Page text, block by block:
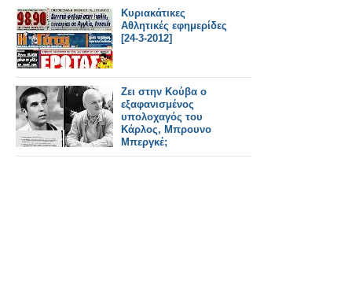
Κυριακάτικες
Αθλητικές εφημερίδες
[24-3-2012]
Ζει στην Κούβα ο
εξαφανισμένος
υπολοχαγός του
Κάρλος, Μπρουνο
Μπεργκέ;